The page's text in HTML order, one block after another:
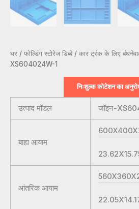
घर / फोल्डिंग स्टोरेज डिब्बे/ कार ट्रंक के लिए
XS604024W-1
निःशुल्क कोटेशन का
उत्पाद मॉडल जॉइन-
बाह्य आयाम
आंतरिक आयाम